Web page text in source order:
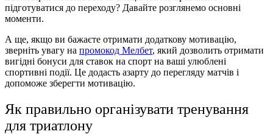
підготуватися до переходу? Давайте розглянемо основні
моменти.
А ще, якщо ви бажаєте отримати додаткову мотивацію,
зверніть увагу на промокод Мелбет, який дозволить отримати
вигідні бонуси для ставок на спорт на ваші улюблені
спортивні події. Це додасть азарту до перегляду матчів і
допоможе зберегти мотивацію.
Як правильно організувати тренування
для триатлону